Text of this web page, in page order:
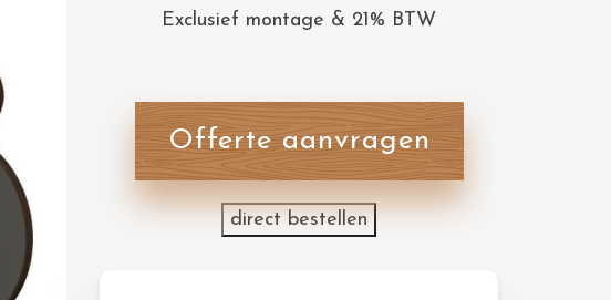
Exclusief montage & 21% BTW
Offerte aanvragen
direct bestellen